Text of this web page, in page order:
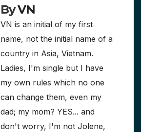
ByVN
VN is an initial of my first
name, not the initial name of a
country in Asia, Vietnam.
Ladies, I'm single but I have
my own rules which no one
can change them, even my
dad; my mom? YES... and
don't worry, I'm not Jolene,